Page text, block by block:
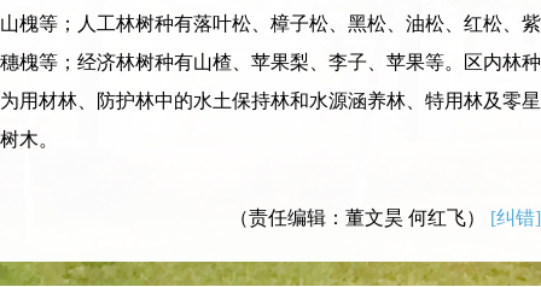
山槐等；人工林树种有落叶松、樟子松、黑松、油松、红松、紫
穗槐等；经济林树种有山楂、苹果梨、李子、苹果等。区内林种
为用材林、防护林中的水土保持林和水源涵养林、特用林及零星
树木。
（责任编辑：董文昊 何红飞） [纠错]